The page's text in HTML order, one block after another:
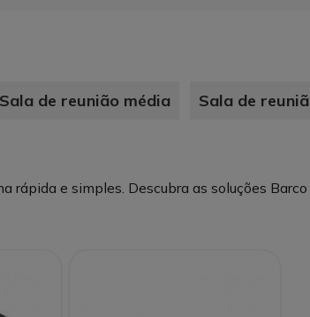
Sala de reunião média Sala de
rápida e simples. Descubra as soluções